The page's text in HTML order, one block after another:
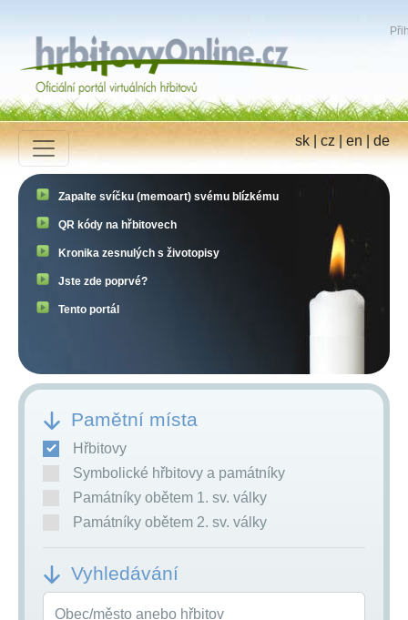
sk|cz|en|de
Zapalte svíčku (memoart) svému blízkému
QR kódy na hřbitovech
Kronika zesnulých s životopisy
Jste zde poprvé?
Tento portál
Pamětní místa
Hřbitovy
Symbolické hřbitovy a památníky
Památníky obětem 1. sv. války
Památníky obětem 2. sv. války
Vyhledávání
Obec/město anebo hřbitov